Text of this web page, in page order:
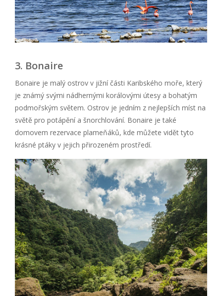
3. Bonaire
Bonaire je malý ostrov v jižní části Karibského moře, který
je známý svými nádhernými korálovými útesy a bohatým
podmořským světem. Ostrov je jedním z nejlepších míst na
světě pro potápění a šnorchlování. Bonaire je také
domovem rezervace plameňáků, kde můžete vidět tyto
krásné ptáky v jejich přirozeném prostředí.